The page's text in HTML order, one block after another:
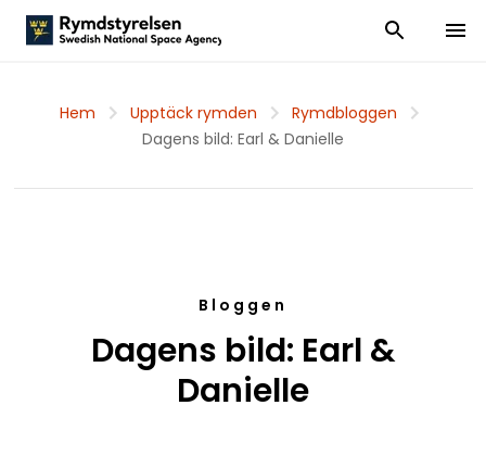
Visa och dölj
Visa
Hem Upptäck rymden
Rymdbloggen
Dagens bild: Earl & Danielle
Bloggen
Dagens bild: Earl &
Danielle